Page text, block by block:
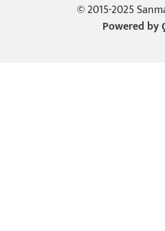
© 2015-2025
Powered by